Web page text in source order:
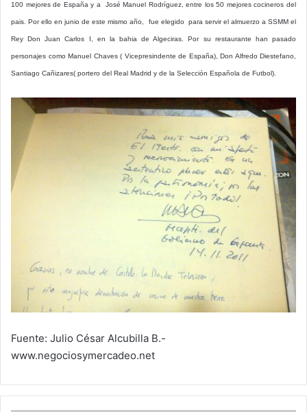
100 mejores de España y a José Manuel Rodríguez, entre los 50 mejores cocineros del
pais. Por ello en junio de este mismo año, fue elegido para servir el almuerzo a SSMM el
Rey Don Juan Carlos I, en la bahia de Algeciras. Por su restaurante han pasado
personajes como Manuel Chaves ( Vicepresindente de España), Don Alfredo Diestefano,
Santiago Cañizares( portero del Real Madrid y de la Selección Española de Futbol).
Fuente: Julio César Alcubilla B.-
www.negociosymercadeo.net